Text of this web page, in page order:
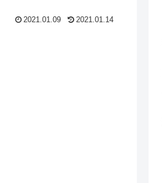
2021.01.09 2021.01.14